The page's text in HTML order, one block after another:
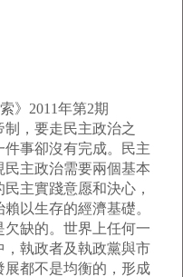
》2011年第2期
，要走民主政治之
事卻沒有完成。民主
主政治需要兩個基本
主實踐意愿和決心，
以生存的經濟基礎。
缺的。世界上任何一
執政者及執政黨與市
都不是均衡的，形成